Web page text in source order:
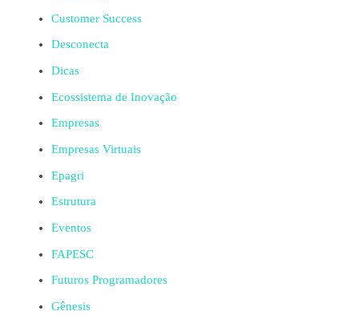
Customer Success
Desconecta
Dicas
Ecossistema de Inovação
Empresas
Empresas Virtuais
Epagri
Estrutura
Eventos
FAPESC
Futuros Programadores
Gênesis